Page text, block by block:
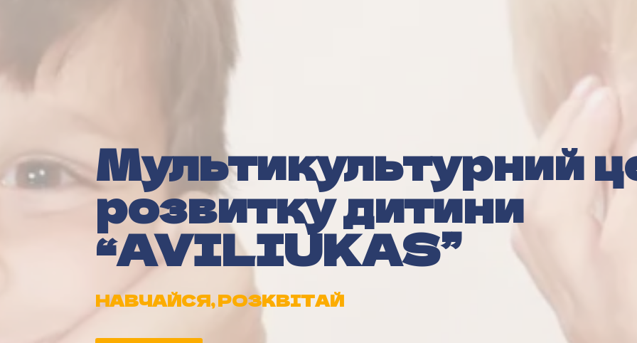
Мультикультурний
розвитку дитини
“AVILIUKAS”
НАВЧАЙСЯ, РОЗКВІТАЙ